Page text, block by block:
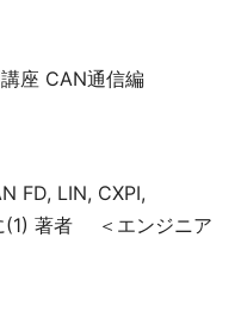
座 CAN通信編
FD, LIN, CXPI,
(1) 著者 ＜エンジニア